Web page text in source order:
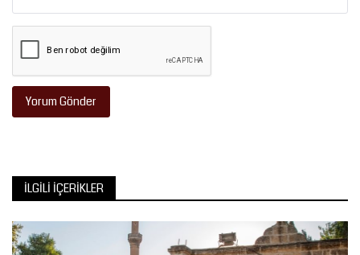
Yorum Gönder
İLGILI İÇERIKLER